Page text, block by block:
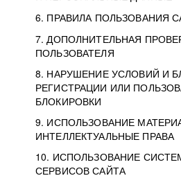
6. ПРАВИЛА ПОЛЬЗОВАНИЯ
7. ДОПОЛНИТЕЛЬНАЯ
ПОЛЬЗОВАТЕЛЯ
8. НАРУШЕНИЕ УСЛОВИЙ И
РЕГИСТРАЦИИ ИЛИ
БЛОКИРОВКИ
9. ИСПОЛЬЗОВАНИЕ
ИНТЕЛЛЕКТУАЛЬНЫЕ ПРАВА
10. ИСПОЛЬЗОВАНИЕ
СЕРВИСОВ САЙТА